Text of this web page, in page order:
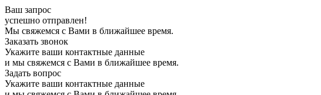
Ваш запрос
успешно отправлен!
Мы свяжемся с Вами в ближайшее время.
Заказать звонок
Укажите ваши контактные данные
и мы свяжемся с Вами в ближайшее время.
Задать вопрос
Укажите ваши контактные данные